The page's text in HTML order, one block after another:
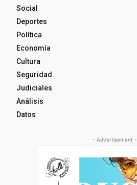
Social
Deportes
Política
Economía
Cultura
Seguridad
Judiciales
Análisis
Datos
- Advertisement -